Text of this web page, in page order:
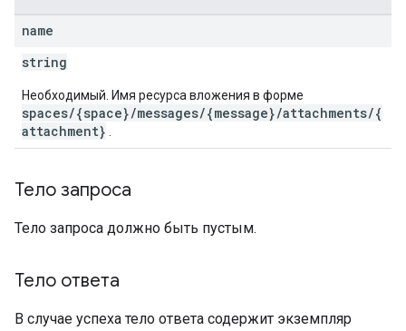
name
string
Необходимый. Имя ресурса вложения в форме
spaces/{space}/messages/{message}/attachments/{
attachment}
Тело запроса
Тело запроса должно быть пустым.
Тело ответа
В случае успеха тело ответа содержит экземпляр